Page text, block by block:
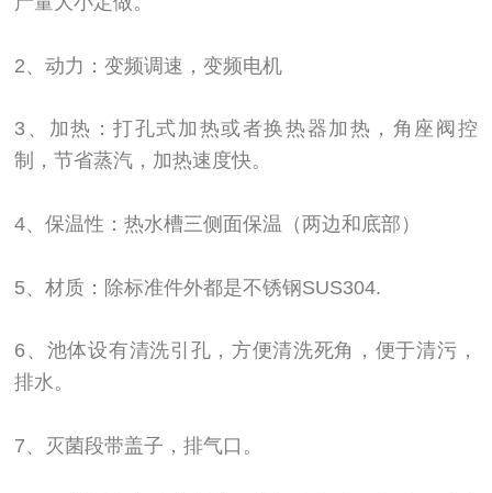
2、动力：变频调速，变频电机
3、加热：打孔式加热或者换热器加热，角座阀控
制，节省蒸汽，加热速度快。
4、保温性：热水槽三侧面保温（两边和底部）
5、材质：除标准件外都是不锈钢SUS304.
6、池体设有清洗引孔，方便清洗死角，便于清污，
排水。
7、灭菌段带盖子，排气口。